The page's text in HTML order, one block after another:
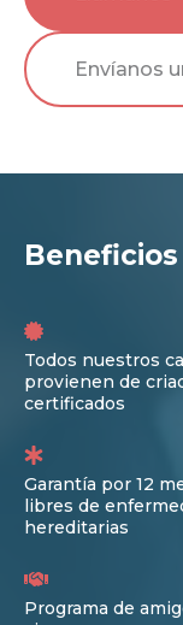
Envíanos
Todos nuestros
provienen de
certificados
Garantía por 12
libres de
hereditarias
Programa de